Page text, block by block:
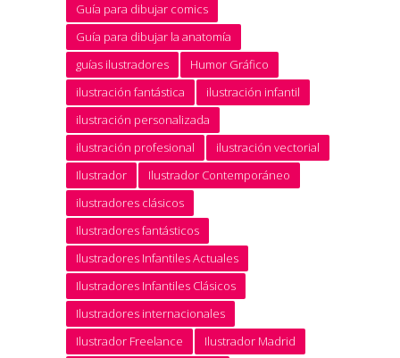
Guía para dibujar comics
Guía para dibujar la anatomía
guías ilustradores
Humor Gráfico
ilustración fantástica
ilustración infantil
ilustración personalizada
ilustración profesional
ilustración vectorial
Ilustrador
Ilustrador Contemporáneo
ilustradores clásicos
Ilustradores fantásticos
Ilustradores Infantiles Actuales
Ilustradores Infantiles Clásicos
Ilustradores internacionales
Ilustrador Freelance
Ilustrador Madrid